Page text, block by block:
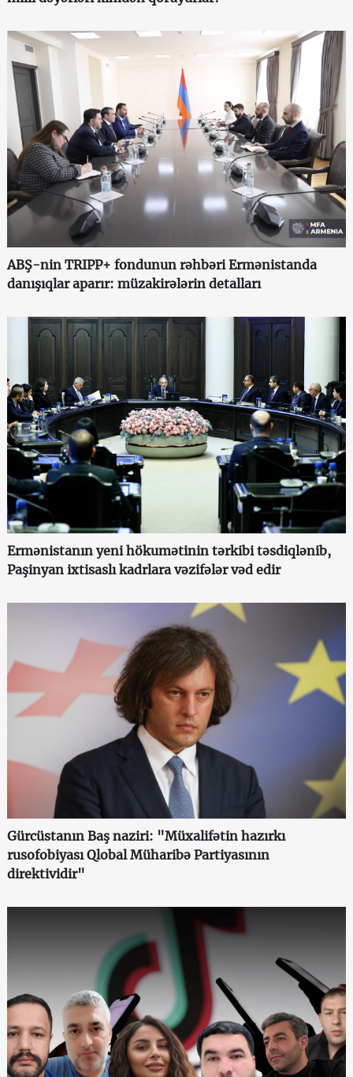
ABŞ-nin TRIPP+ fondunun rəhbəri Ermənistanda
danışıqlar aparır: müzakirələrin detalları
Ermənistanın yeni hökumətinin tərkibi təsdiqlənib,
Paşinyan ixtisaslı kadrlara vəzifələr vəd edir
Gürcüstanın Baş naziri: "Müxalifətin hazırkı
rusofobiyası Qlobal Müharibə Partiyasının
direktividir"